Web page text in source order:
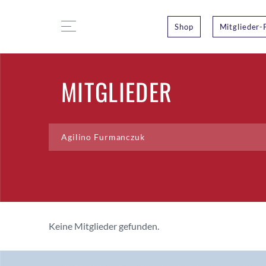
Shop Mitglieder-
MITGLIEDER
Keine Mitglieder gefunden.